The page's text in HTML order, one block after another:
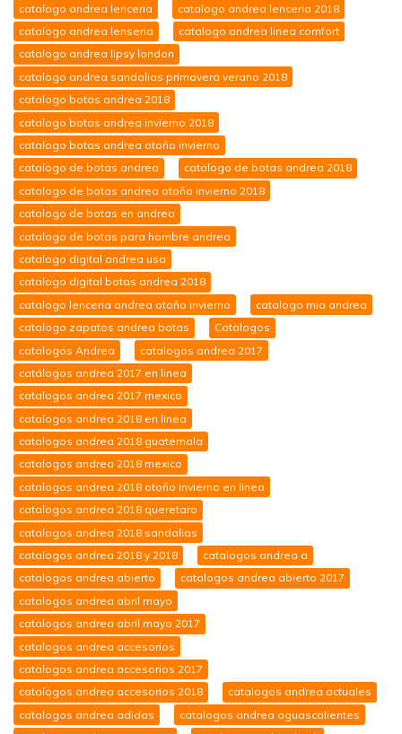
catalogo andrea lenceria
catalogo andrea lenceria 2018
catalogo andrea lenseria
catalogo andrea linea comfort
catalogo andrea lipsy london
catalogo andrea sandalias primavera verano 2018
catalogo botas andrea 2018
catalogo botas andrea invierno 2018
catalogo botas andrea otoño invierno
catalogo de botas andrea
catalogo de botas andrea 2018
catalogo de botas andrea otoño invierno 2018
catalogo de botas en andrea
catalogo de botas para hombre andrea
catalogo digital andrea usa
catalogo digital botas andrea 2018
catalogo lenceria andrea otoño invierno
catalogo mia andrea
catalogo zapatos andrea botas
Catalogos
catalogos Andrea
catalogos andrea 2017
catálogos andrea 2017 en linea
catalogos andrea 2017 mexico
catalogos andrea 2018 en linea
catalogos andrea 2018 guatemala
catalogos andrea 2018 mexico
catalogos andrea 2018 otoño invierno en linea
catalogos andrea 2018 queretaro
catalogos andrea 2018 sandalias
catalogos andrea 2018 y 2018
catalogos andrea a
catalogos andrea abierto
catalogos andrea abierto 2017
catalogos andrea abril mayo
catalogos andrea abril mayo 2017
catalogos andrea accesorios
catalogos andrea accesorios 2017
catalogos andrea accesorios 2018
catalogos andrea actuales
catalogos andrea adidas
catalogos andrea aguascalientes